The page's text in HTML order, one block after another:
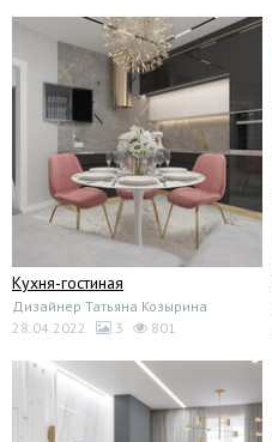
Кухня-гостиная
Дизайнер Татьяна Козырина
28.04.2022
3 801